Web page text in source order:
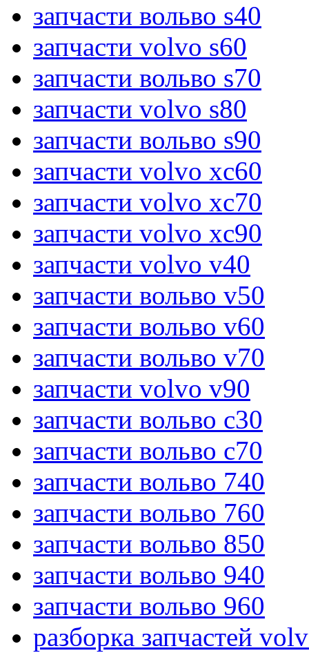
запчасти вольво s40
запчасти volvo s60
запчасти вольво s70
запчасти volvo s80
запчасти вольво s90
запчасти volvo xc60
запчасти volvo xc70
запчасти volvo xc90
запчасти volvo v40
запчасти вольво v50
запчасти вольво v60
запчасти вольво v70
запчасти volvo v90
запчасти вольво c30
запчасти вольво c70
запчасти вольво 740
запчасти вольво 760
запчасти вольво 850
запчасти вольво 940
запчасти вольво 960
разборка запчастей